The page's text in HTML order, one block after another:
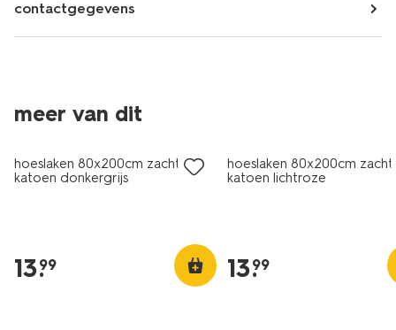
contactgegevens
meer van dit
hoeslaken 80x200cm zacht
katoen donkergrijs
13.
99
hoeslaken 80x200cm zacht
katoen lichtroze
13.
99